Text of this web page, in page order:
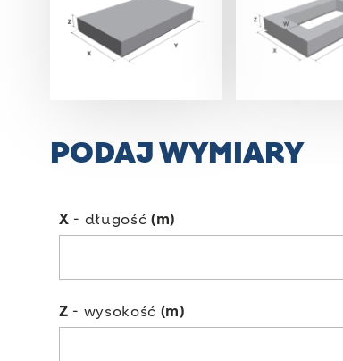
PODAJ WYMIARY
X - długość (m)
Z - wysokość (m)